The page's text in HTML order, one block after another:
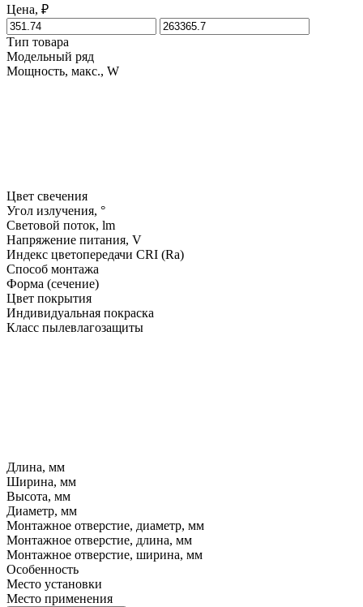
Цена, ₽
Тип товара
Модельный ряд
Мощность, макс., W
Цвет свечения
Угол излучения, °
Световой поток, lm
Напряжение питания, V
Индекс цветопередачи CRI (Ra)
Способ монтажа
Форма (сечение)
Цвет покрытия
Индивидуальная покраска
Класс пылевлагозащиты
Длина, мм
Ширина, мм
Высота, мм
Диаметр, мм
Монтажное отверстие, диаметр, мм
Монтажное отверстие, длина, мм
Монтажное отверстие, ширина, мм
Особенность
Место установки
Место применения